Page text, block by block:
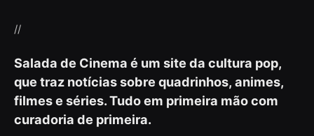
//
Salada de Cinema é um site da cultura pop,
que traz notícias sobre quadrinhos, animes,
filmes e séries. Tudo em primeira mão com
curadoria de primeira.